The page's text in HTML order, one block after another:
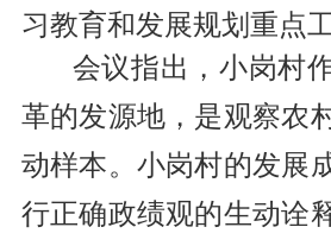
习教育和发展规划重点工
会议指出，小岗村
革的发源地， 是观察农
动样本。 小岗村的发展
行正确政绩观的生动诠